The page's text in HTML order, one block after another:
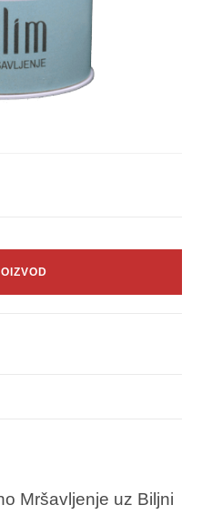
Mršavljenje uz Biljni